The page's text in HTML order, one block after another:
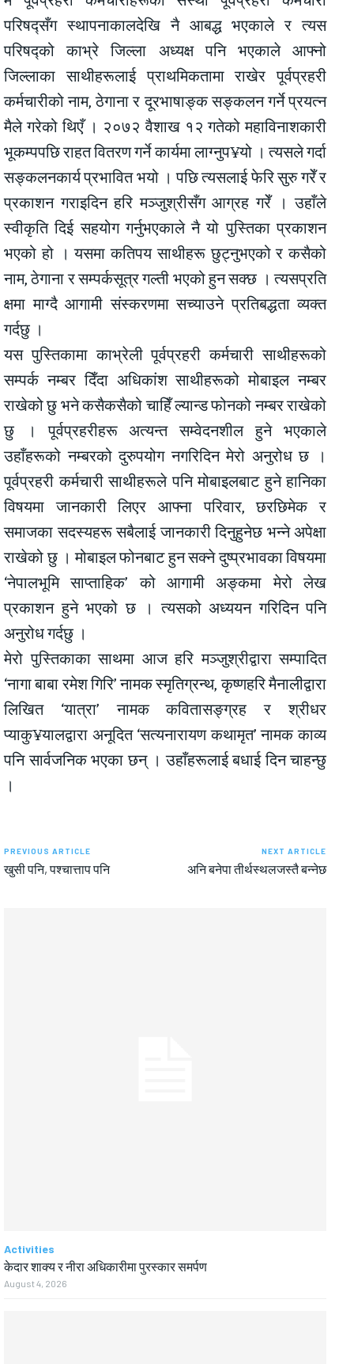
परिषद्सँग स्थापनाकालदेखि नै आबद्ध भएकाले र त्यस
परिषद्को काभ्रे जिल्ला अध्यक्ष पनि भएकाले आफ्नो
जिल्लाका साथीहरूलाई प्राथमिकतामा राखेर पूर्वप्रहरी
कर्मचारीको नाम, ठेगाना र दूरभाषाङ्क सङ्कलन गर्ने प्रयत्न
मैले गरेको थिएँ । २०७२ वैशाख १२ गतेको महाविनाशकारी
भूकम्पपछि राहत वितरण गर्ने कार्यमा लाग्नुप¥यो । त्यसले गर्दा
सङ्कलनकार्य प्रभावित भयो । पछि त्यसलाई फेरि सुरु गरेँ र
प्रकाशन गराइदिन हरि मञ्जुश्रीसँग आग्रह गरेँ । उहाँले
स्वीकृति दिई सहयोग गर्नुभएकाले नै यो पुस्तिका प्रकाशन
भएको हो । यसमा कतिपय साथीहरू छुट्नुभएको र कसैको
नाम, ठेगाना र सम्पर्कसूत्र गल्ती भएको हुन सक्छ । त्यसप्रति
क्षमा माग्दै आगामी संस्करणमा सच्याउने प्रतिबद्धता व्यक्त
गर्दछु ।
यस पुस्तिकामा काभ्रेली पूर्वप्रहरी कर्मचारी साथीहरूको
सम्पर्क नम्बर दिँदा अधिकांश साथीहरूको मोबाइल नम्बर
राखेको छु भने कसैकसैको चाहिँ ल्यान्ड फोनको नम्बर राखेको
छु । पूर्वप्रहरीहरू अत्यन्त सम्वेदनशील हुने भएकाले
उहाँहरूको नम्बरको दुरुपयोग नगरिदिन मेरो अनुरोध छ ।
पूर्वप्रहरी कर्मचारी साथीहरूले पनि मोबाइलबाट हुने हानिका
विषयमा जानकारी लिएर आफ्ना परिवार, छरछिमेक र
समाजका सदस्यहरू सबैलाई जानकारी दिनुहुनेछ भन्ने अपेक्षा
राखेको छु । मोबाइल फोनबाट हुन सक्ने दुष्प्रभावका विषयमा
‘नेपालभूमि साप्ताहिक’ को आगामी अङ्कमा मेरो लेख
प्रकाशन हुने भएको छ । त्यसको अध्ययन गरिदिन पनि
अनुरोध गर्दछु ।
मेरो पुस्तिकाका साथमा आज हरि मञ्जुश्रीद्वारा सम्पादित
‘नागा बाबा रमेश गिरि’ नामक स्मृतिग्रन्थ, कृष्णहरि मैनालीद्वारा
लिखित ‘यात्रा’ नामक कवितासङ्ग्रह र श्रीधर
प्याकु¥यालद्वारा अनूदित ‘सत्यनारायण कथामृत’ नामक काव्य
पनि सार्वजनिक भएका छन् । उहाँहरूलाई बधाई दिन चाहन्छु
।
PREVIOUS ARTICLE
खुसी पनि, पश्चात्ताप पनि
NEXT ARTICLE
अनि बनेपा तीर्थस्थलजस्तै बन्नेछ
Activities
केदार शाक्य र नीरा अधिकारीमा पुरस्कार समर्पण
August 4, 2026